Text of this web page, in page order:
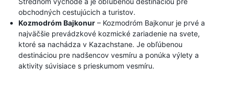
obchodných cestujúcich a turistov.
Kozmodróm Bajkonur – Kozmodróm Bajkonur je prvé a
najväčšie prevádzkové kozmické zariadenie na svete,
ktoré sa nachádza v Kazachstane. Je obľúbenou
destináciou pre nadšencov vesmíru a ponúka výlety a
aktivity súvisiace s prieskumom vesmíru.